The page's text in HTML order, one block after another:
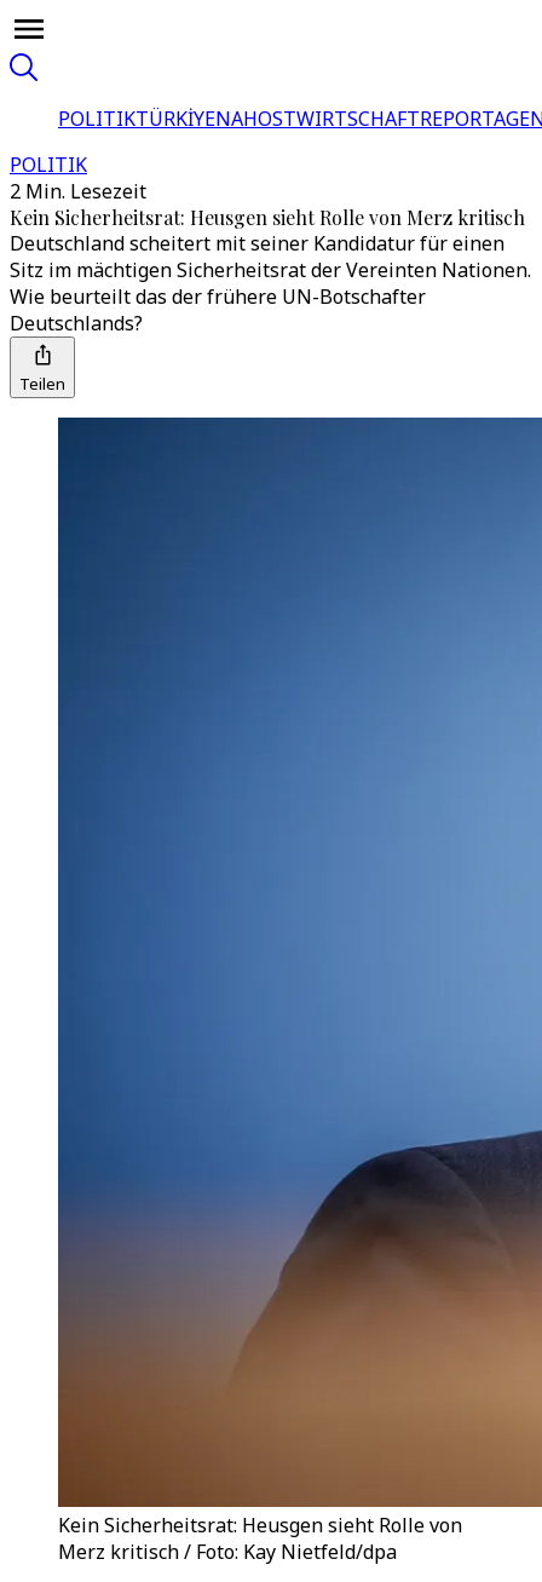
POLITIKTÜRKİYENAHOSTWIRTSCHAFT
POLITIK
2 Min. Lesezeit
Kein Sicherheitsrat: Heusgen sieht Rolle von Merz kritisch
Deutschland scheitert mit seiner Kandidatur für einen
Sitz im mächtigen Sicherheitsrat der Vereinten Nationen.
Wie beurteilt das der frühere UN-Botschafter
Deutschlands?
Teilen
Kein Sicherheitsrat: Heusgen sieht Rolle von
Merz kritisch / Foto: Kay Nietfeld/dpa